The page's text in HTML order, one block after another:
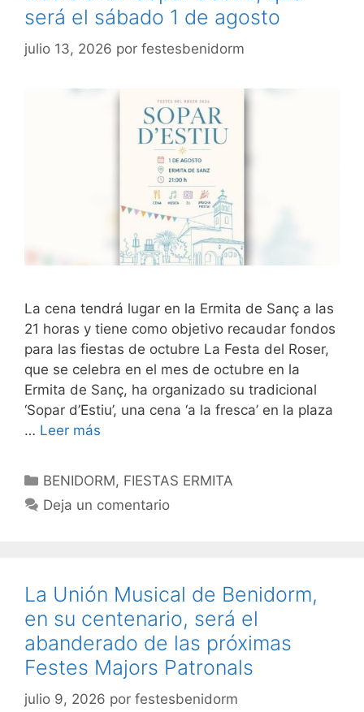
será el sábado 1 de agosto
julio 13, 2026 por festesbenidorm
La cena tendrá lugar en la Ermita de Sanç a las
21 horas y tiene como objetivo recaudar fondos
para las fiestas de octubre La Festa del Roser,
que se celebra en el mes de octubre en la
Ermita de Sanç, ha organizado su tradicional
‘Sopar d’Estiu’, una cena ‘a la fresca’ en la plaza
… Leer más
Categorías
BENIDORM, FIESTAS ERMITA
Deja un comentario
La Unión Musical de Benidorm,
en su centenario, será el
abanderado de las próximas
Festes Majors Patronals
julio 9, 2026 por festesbenidorm